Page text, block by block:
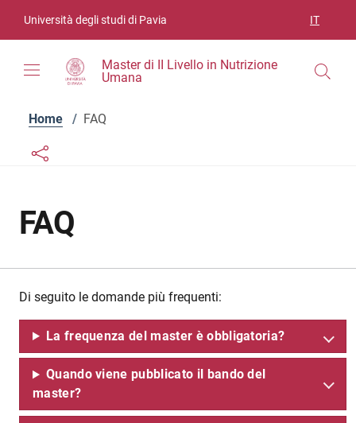
Università degli studi di Pavia IT
Master di II Livello in Nutrizione
Umana
Home / FAQ
Links condivisione social
Bottone condivisione social
FAQ
Di seguito le domande più frequenti:
La frequenza del master è obbligatoria?
Quando viene pubblicato il bando del
master?